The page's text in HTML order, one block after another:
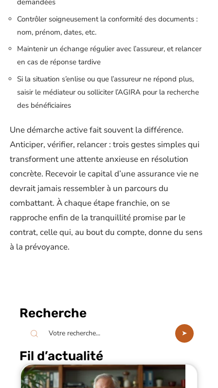
demandées
Contrôler soigneusement la conformité des documents :
nom, prénom, dates, etc.
Maintenir un échange régulier avec l’assureur, et relancer
en cas de réponse tardive
Si la situation s’enlise ou que l’assureur ne répond plus,
saisir le médiateur ou solliciter l’AGIRA pour la recherche
des bénéficiaires
Une démarche active fait souvent la différence.
Anticiper, vérifier, relancer : trois gestes simples qui
transforment une attente anxieuse en résolution
concrète. Recevoir le capital d’une assurance vie ne
devrait jamais ressembler à un parcours du
combattant. À chaque étape franchie, on se
rapproche enfin de la tranquillité promise par le
contrat, celle qui, au bout du compte, donne du sens
à la prévoyance.
Recherche
Fil d’actualité